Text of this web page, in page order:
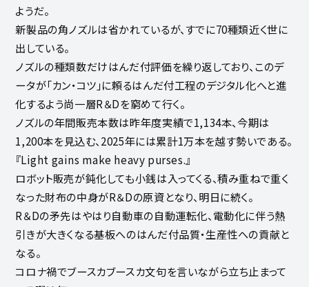
ようだ。
新製品の角ノズルは省かれているが、すでに70種類近く世に
出している。
ノズルの種類数だけはんだ付評価を繰り返しており、このデ
ータが「カン・コツ」に頼るはんだ付工程のデジタル化へと進
化するよう尚一層R＆Dを窮めて行く。
ノズルの年間販売本数は昨年度実績で1,134本、今期は
1,200本を見込む、2025年には累計1万本を越す勢いである。
『Light gains make heavy purses.』
ロボット販売が鈍化しても小銭は入ってくる、積み重ねで重く
なった財布の中身がR＆Dの原資となり、明日に続く。
R＆Dの矛先はやはり自動車の自動運転化、電動化に伴う熱
引きが大きくなる基板へのはんだ付品質・生産性への貢献と
なる。
コロナ禍でブースカブースカ文句を言いながら立ち止まって